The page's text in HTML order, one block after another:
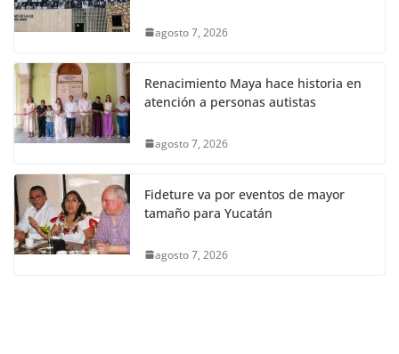
agosto 7, 2026
Renacimiento Maya hace historia en
atención a personas autistas
agosto 7, 2026
Fideture va por eventos de mayor
tamaño para Yucatán
agosto 7, 2026